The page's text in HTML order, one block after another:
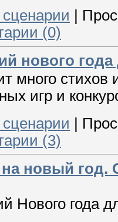
(0)
нового
много стихов
игр и
(3)
новый год.
Нового года